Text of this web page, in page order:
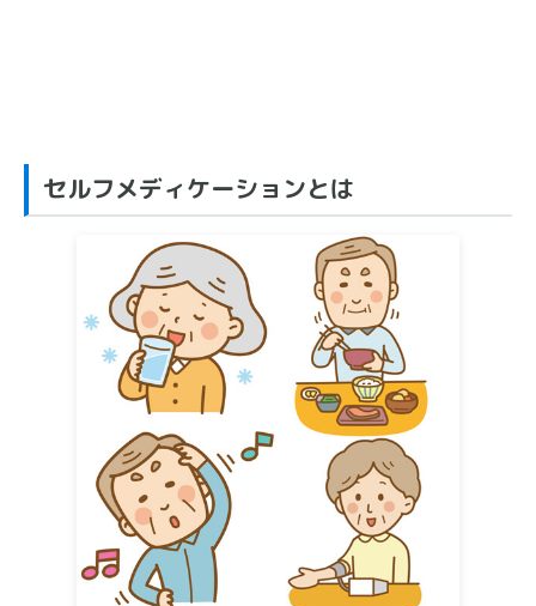
セルフメディケーションとは